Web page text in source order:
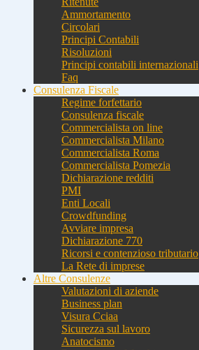
Ammortamento
Circolari
Principi Contabili
Risoluzioni
Principi contabili internazionali
Faq
Consulenza Fiscale
Regime forfettario
Consulenza fiscale
Commercialista on line
Commercialista Milano
Commercialista Roma
Commercialista Pomezia
Dichiarazione redditi
PMI
Enti Locali
Crowdfunding
Avviare impresa
Dichiarazione 770
Ricorsi e contenzioso tributario
La Rete di imprese
Altre Consulenze
Valutazioni di aziende
Business plan
Visura Cciaa
Sicurezza sul lavoro
Anatocismo